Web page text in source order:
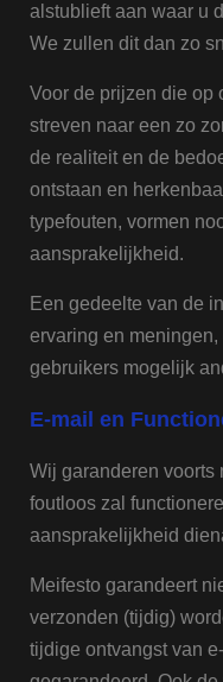
alstublieft aan waar u
We zullen dit dan zo
Voor de prijzen die op
streven naar een zo
de realiteit en de
ontstaan en
typefouten, vormen
aansprakelijkheid.
Een gedeelte van de
ervaring en
gebruikers mogelijk
E-mail en
Wij garanderen voorts
foutloos zal
aansprakelijkheid
Meifesto garandeert
verzonden (tijdig)
tijdige ontvangst van